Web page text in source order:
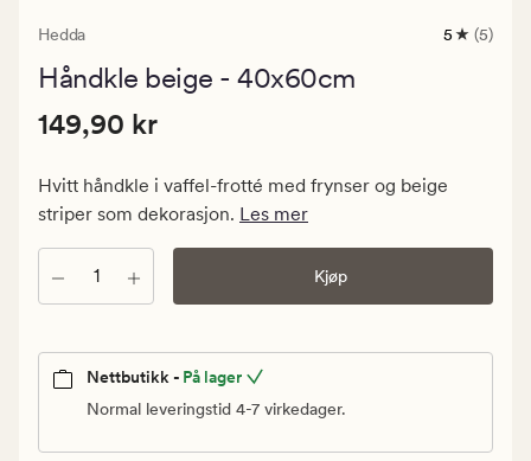
Hedda
5
5 (5)
Håndkle beige - 40x60cm
Pris
149,90
Vanlig
pris
149,90
kr
Pris 149,90 kr
149,90 kr
Hvitt håndkle i vaffel-frotté med frynser og beige
striper som dekorasjon. Les mer
Antall Kjøp
Nettbutikk - På lager
Normal leveringstid 4-7 virkedager.